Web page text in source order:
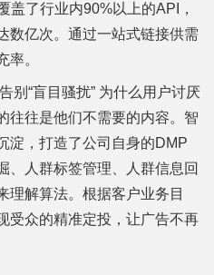
盖了行业内90%以上的API，
数亿次。通过一站式链接供需
率。
别“盲目骚扰” 为什么用户讨厌
往往是他们不需要的内容。智
淀，打造了公司自身的DMP
、人群标签管理、人群信息回
解算法。根据客户业务目
受众的精准定投，让广告不再